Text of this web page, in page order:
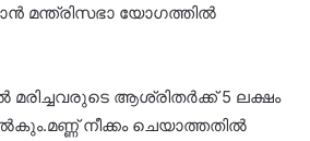
മന്ത്രിസഭാ യോഗത്തിൽ
മരിച്ചവരുടെ ആശ്രിതർക്ക് 5 ലക്ഷം
നീക്കം ചെയാത്തതിൽ